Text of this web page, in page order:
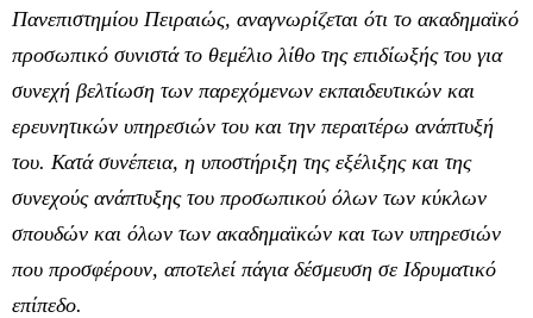
Πανεπιστημίου Πειραιώς, αναγνωρίζεται ότι το ακαδημαϊκό
προσωπικό συνιστά το θεμέλιο λίθο της επιδίωξής του για
συνεχή βελτίωση των παρεχόμενων εκπαιδευτικών και
ερευνητικών υπηρεσιών του και την περαιτέρω ανάπτυξή
του. Κατά συνέπεια, η υποστήριξη της εξέλιξης και της
συνεχούς ανάπτυξης του προσωπικού όλων των κύκλων
σπουδών και όλων των ακαδημαϊκών και των υπηρεσιών
που προσφέρουν, αποτελεί πάγια δέσμευση σε Ιδρυματικό
επίπεδο.